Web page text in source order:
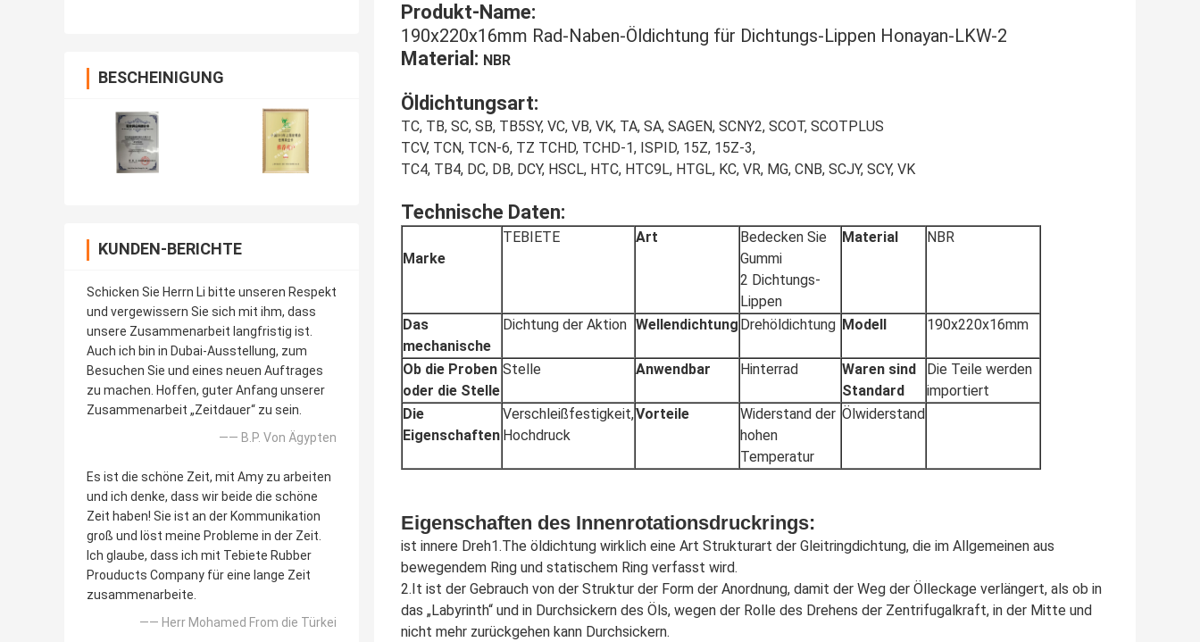
BESCHEINIGUNG
KUNDEN-BERICHTE
Schicken Sie Herrn Li bitte unseren Respekt
und vergewissern Sie sich mit ihm, dass
unsere Zusammenarbeit langfristig ist.
Auch ich bin in Dubai-Ausstellung, zum
Besuchen Sie und eines neuen Auftrages
zu machen. Hoffen, guter Anfang unserer
Zusammenarbeit „Zeitdauer“ zu sein.
—— B.P. Von Ägypten
Es ist die schöne Zeit, mit Amy zu arbeiten
und ich denke, dass wir beide die schöne
Zeit haben! Sie ist an der Kommunikation
groß und löst meine Probleme in der Zeit.
Ich glaube, dass ich mit Tebiete Rubber
Prouducts Company für eine lange Zeit
zusammenarbeite.
—— Herr Mohamed From die Türkei
Produkt-Name:
190x220x16mm Rad-Naben-Öldichtung für Dichtungs-Lippen Honayan-LKW-2
Material: NBR
Öldichtungsart:
TC, TB, SC, SB, TB5SY, VC, VB, VK, TA, SA, SAGEN, SCNY2, SCOT, SCOTPLUS
TCV, TCN, TCN-6, TZ TCHD, TCHD-1, ISPID, 15Z, 15Z-3,
TC4, TB4, DC, DB, DCY, HSCL, HTC, HTC9L, HTGL, KC, VR, MG, CNB, SCJY, SCY, VK
Technische Daten:
Marke
TEBIETE Art
Bedecken Sie
Gummi
2 Dichtungs-
Lippen
Material NBR
Das
mechanische
Dichtung der Aktion Wellendichtung Drehöldichtung Modell 190x220x16mm
Ob die Proben
oder die Stelle
Stelle Anwendbar Hinterrad
Waren sind
Standard
Die Teile werden
importiert
Die
Eigenschaften
Verschleißfestigkeit,
Hochdruck
Vorteile
Widerstand der
hohen
Temperatur
Ölwiderstand
Eigenschaften des Innenrotationsdruckrings:
ist innere Dreh1.The öldichtung wirklich eine Art Strukturart der Gleitringdichtung, die im Allgemeinen aus
bewegendem Ring und statischem Ring verfasst wird.
2.It ist der Gebrauch von der Struktur der Form der Anordnung, damit der Weg der Ölleckage verlängert, als ob in
das „Labyrinth“ und in Durchsickern des Öls, wegen der Rolle des Drehens der Zentrifugalkraft, in der Mitte und
nicht mehr zurückgehen kann Durchsickern.